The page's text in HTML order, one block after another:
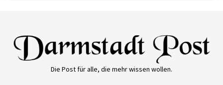
Die Post für alle, die mehr wissen wollen.